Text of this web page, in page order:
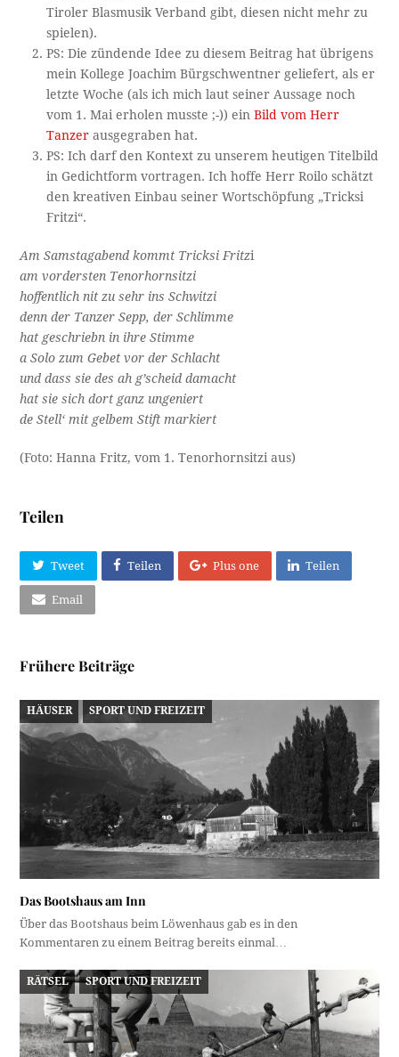
Tiroler Blasmusik Verband gibt, diesen nicht mehr zu
spielen).
PS: Die zündende Idee zu diesem Beitrag hat übrigens
mein Kollege Joachim Bürgschwentner geliefert, als er
letzte Woche (als ich mich laut seiner Aussage noch
vom 1. Mai erholen musste ;-)) einBild vom Herr
Tanzerausgegraben hat.
PS: Ich darf den Kontext zu unserem heutigen Titelbild
in Gedichtform vortragen. Ich hoffe Herr Roilo schätzt
den kreativen Einbau seiner Wortschöpfung „Tricksi
Fritzi“.
Am Samstagabend kommt Tricksi Fritzi
am vordersten Tenorhornsitzi
hoffentlich nit zu sehr ins Schwitzi
denn der Tanzer Sepp, der Schlimme
hat geschriebn in ihre Stimme
a Solo zum Gebet vor der Schlacht
und dass sie des ah g’scheid damacht
hat sie sich dort ganz ungeniert
de Stell‘ mit gelbem Stift markiert
(Foto: Hanna Fritz, vom 1. Tenorhornsitzi aus)
Teilen
Tweet Teilen Plus one Teilen
Email
Frühere Beiträge
HÄUSER SPORT UND FREIZEIT
Das Bootshaus am Inn
Über das Bootshaus beim Löwenhaus gab es in den
Kommentaren zu einem Beitrag bereits einmal…
RÄTSEL SPORT UND FREIZEIT